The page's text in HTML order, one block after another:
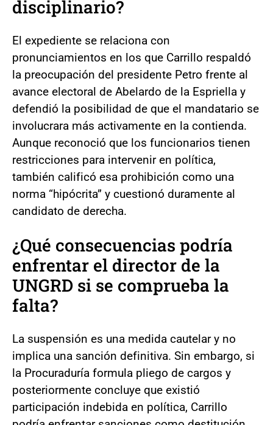
disciplinario?
El expediente se relaciona con
pronunciamientos en los que Carrillo respaldó
la preocupación del presidente Petro frente al
avance electoral de Abelardo de la Espriella y
defendió la posibilidad de que el mandatario se
involucrara más activamente en la contienda.
Aunque reconoció que los funcionarios tienen
restricciones para intervenir en política,
también calificó esa prohibición como una
norma “hipócrita” y cuestionó duramente al
candidato de derecha.
¿Qué consecuencias podría
enfrentar el director de la
UNGRD si se comprueba la
falta?
La suspensión es una medida cautelar y no
implica una sanción definitiva. Sin embargo, si
la Procuraduría formula pliego de cargos y
posteriormente concluye que existió
participación indebida en política, Carrillo